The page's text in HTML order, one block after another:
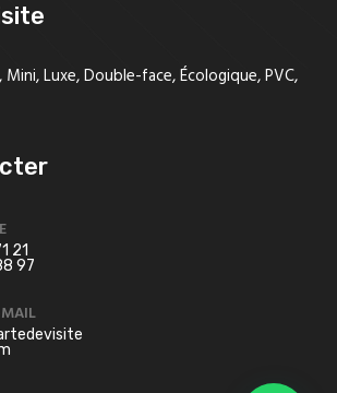
Luxe, Double-face, Écologique, PVC,
21
97
MAIL